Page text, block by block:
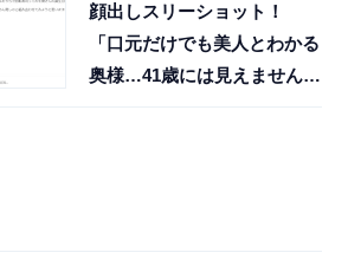
顔出しスリーショット！
「口元だけでも美人とわかる
奥様…41歳には見えません